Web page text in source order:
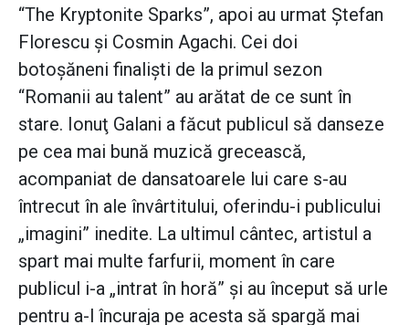
“The Kryptonite Sparks”, apoi au urmat Ştefan
Florescu şi Cosmin Agachi. Cei doi
botoşăneni finalişti de la primul sezon
“Romanii au talent” au arătat de ce sunt în
stare. Ionuţ Galani a făcut publicul să danseze
pe cea mai bună muzică grecească,
acompaniat de dansatoarele lui care s-au
întrecut în ale învârtitului, oferindu-i publicului
„imagini” inedite. La ultimul cântec, artistul a
spart mai multe farfurii, moment în care
publicul i-a „intrat în horă” şi au început să urle
pentru a-l încuraja pe acesta să spargă mai